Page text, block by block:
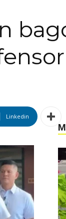
Linkedin